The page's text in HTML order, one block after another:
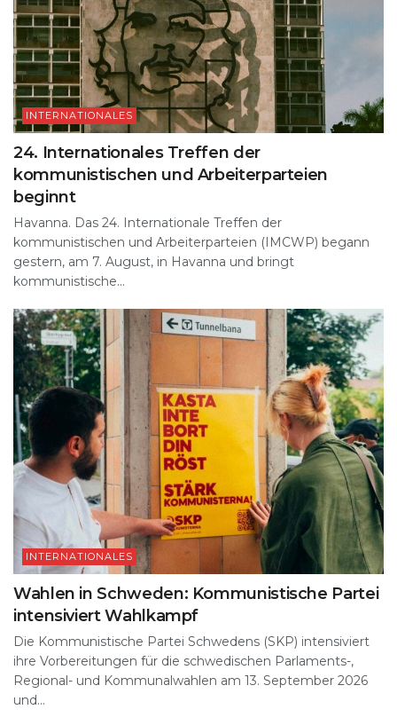
INTERNATIONALES
24. Internationales Treffen der
kommunistischen und Arbeiterparteien
beginnt
Havanna. Das 24. Internationale Treffen der
kommunistischen und Arbeiterparteien (IMCWP) begann
gestern, am 7. August, in Havanna und bringt
kommunistische...
INTERNATIONALES
Wahlen in Schweden: Kommunistische Partei
intensiviert Wahlkampf
Die Kommunistische Partei Schwedens (SKP) intensiviert
ihre Vorbereitungen für die schwedischen Parlaments-,
Regional- und Kommunalwahlen am 13. September 2026
und...